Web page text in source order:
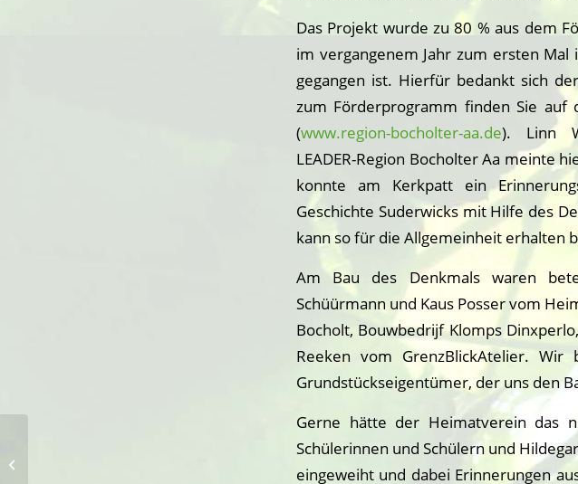
Das Projekt wurde zu 80 % aus dem
im vergangenem Jahr zum ersten Mal
gegangen ist. Hierfür bedankt sich
zum Förderprogramm finden Sie auf
(www.region-bocholter-aa.de). Linn
LEADER-Region Bocholter Aa meinte
konnte am Kerkpatt ein
Geschichte Suderwicks mit Hilfe des
kann so für die Allgemeinheit erhalten
Am Bau des Denkmals waren
Schüürmann und Kaus Posser vom
Bocholt, Bouwbedrijf Klomps
Reeken vom GrenzBlickAtelier.
Grundstückseigentümer, der uns den
Gerne hätte der Heimatverein das
Schülerinnen und Schülern und
eingeweiht und dabei Erinnerungen